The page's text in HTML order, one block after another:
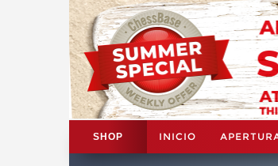
SHOP INICIO